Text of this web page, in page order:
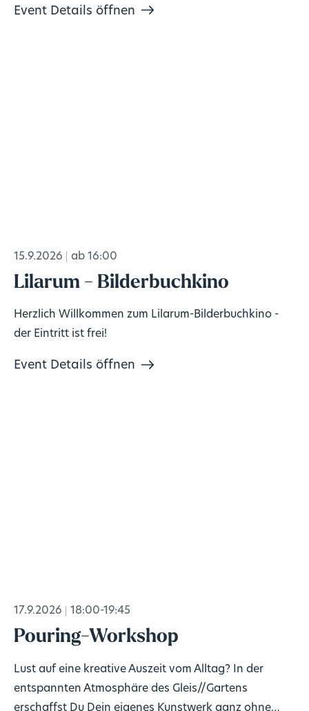
Event Details öffnen
15.9.2026 ab 16:00
Lilarum - Bilderbuchkino
Herzlich Willkommen zum Lilarum-Bilderbuchkino -
der Eintritt ist frei!
Event Details öffnen
17.9.2026 18:00-19:45
Pouring-Workshop
Lust auf eine kreative Auszeit vom Alltag? In der
entspannten Atmosphäre des Gleis//Gartens
erschaffst Du Dein eigenes Kunstwerk ganz ohne